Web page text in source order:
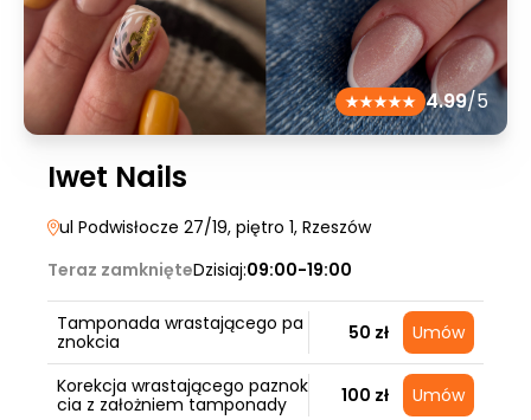
4.99/5
Iwet Nails
ul Podwisłocze 27/19, piętro 1, Rzeszów
Teraz zamknięteDzisiaj:09:00-19:00
Tamponada wrastającego pa
znokcia
50 zł Umów
Korekcja wrastającego paznok
cia z założniem tamponady
100 zł Umów